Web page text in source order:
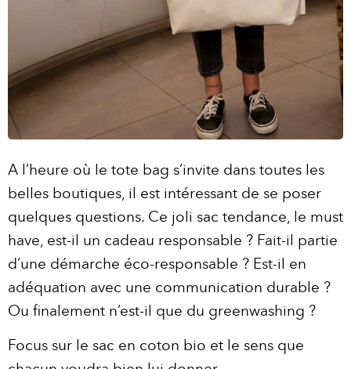
A l’heure où le tote bag s’invite dans toutes les
belles boutiques, il est intéressant de se poser
quelques questions. Ce joli sac tendance, le must
have, est-il un cadeau responsable ? Fait-il partie
d’une démarche éco-responsable ? Est-il en
adéquation avec une communication durable ?
Ou finalement n’est-il que du greenwashing ?
Focus sur le sac en coton bio et le sens que